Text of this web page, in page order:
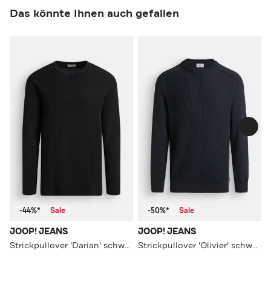
Das könnte Ihnen auch gefallen
-44%* Sale
JOOP! JEANS
Strickpullover 'Darian' schwarz
-50%* Sale
JOOP! JEANS
Strickpullover 'Olivier' schwarzblau